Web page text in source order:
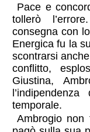
Pace e
tollerò
consegna con
Energica fu la
scontrarsi
conflitto,
Giustina,
temporale.
Ambrogio non